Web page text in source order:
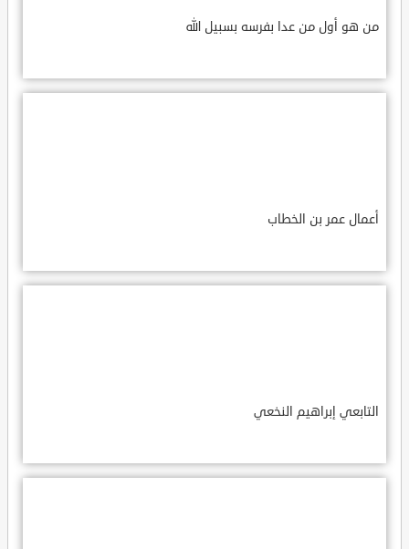
من هو أول من عدا بفرسه بسبيل الله
أعمال عمر بن الخطاب
التابعي إبراهيم النخعي